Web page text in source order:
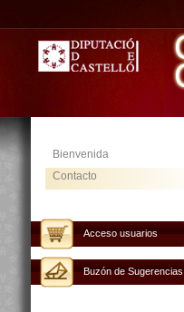
Bienvenida
Contacto
Acceso usuarios
Buzón de Sugerencias